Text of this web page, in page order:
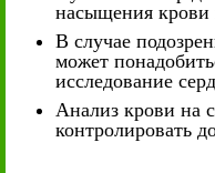
насыщения крови
В случае
может
исследование
Анализ крови на
контролировать